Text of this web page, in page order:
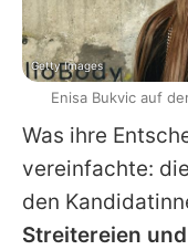
Was ihre
vereinfachte:
den
Streitereien
Getty Images
Enisa Bukvic auf